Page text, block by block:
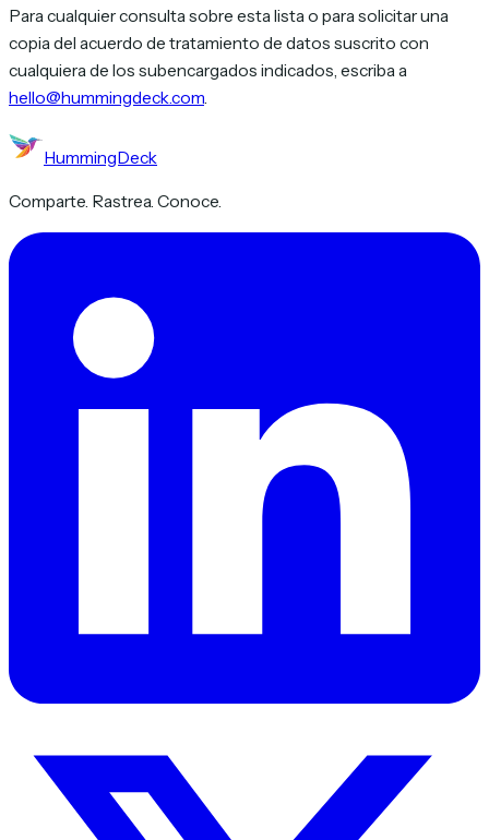
Para cualquier consulta sobre esta lista o para solicitar una
copia del acuerdo de tratamiento de datos suscrito con
cualquiera de los subencargados indicados, escriba a
hello@hummingdeck.com.
HummingDeck
Comparte. Rastrea. Conoce.